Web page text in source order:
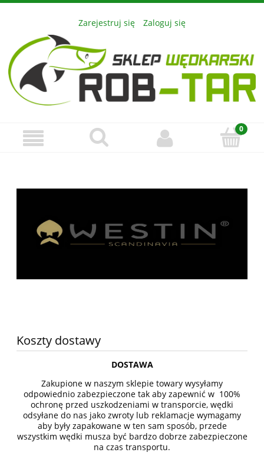
Zarejestruj się Zaloguj się
Koszty dostawy
DOSTAWA
Zakupione w naszym sklepie towary wysyłamy
odpowiednio zabezpieczone tak aby zapewnić w 100%
ochronę przed uszkodzeniami w transporcie, wędki
odsyłane do nas jako zwroty lub reklamacje wymagamy
aby były zapakowane w ten sam sposób, przede
wszystkim wędki musza być bardzo dobrze zabezpieczone
na czas transportu.